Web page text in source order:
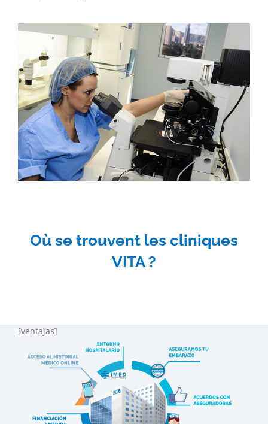
Où se trouvent les cliniques
VITA ?
[ventajas]